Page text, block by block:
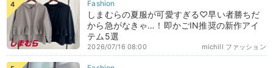
しまむらの夏服が可愛すぎる♡早い者勝ちだ
から急がなきゃ…！即かごIN推奨の新作アイ
テム5選
michill ファッション
2026/07/16 08:00